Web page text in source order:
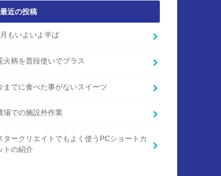
最近の投稿
もいよいよ半ば
火柄を普段使いでプラス
までに食べた事がないスイーツ
場での施設外作業
タークリエイトでもよく使うPCショートカ
トの紹介